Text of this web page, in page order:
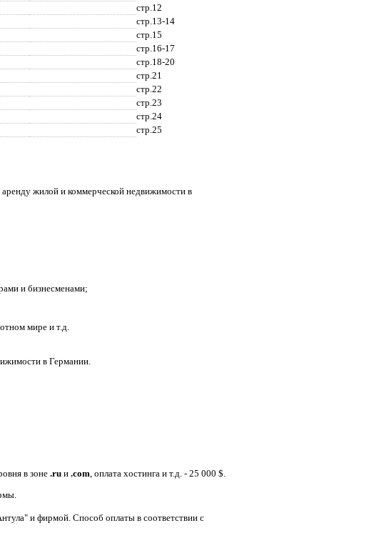
стр.12
стр.13-14
стр.15
стр.16-17
стр.18-20
стр.21
стр.22
стр.23
стр.24
стр.25
жилой и коммерческой недвижимости в
и бизнесменами;
мире и т.д.
в Германии.
в зоне .ru и .com, оплата хостинга и т.д. - 25 000 $.
и фирмой. Способ оплаты в соответствии с